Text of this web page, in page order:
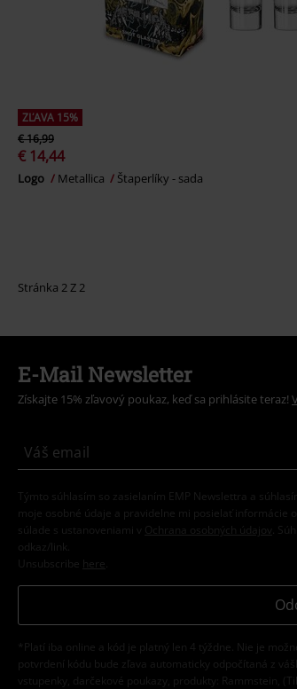
ZĽAVA 15%
€ 16,99
€ 14,44
Logo Metallica Štaperlíky - sada
Stránka 2 Z 2
E-Mail Newsletter
Získajte 15% zľavový poukaz, keď sa prihlásite teraz!
Týmto súhlasím so zasielaním EMP Newslettra a
moje osobné údaje a pravidelne mi posielať informácie
súlade s ustanoveniami v
Ochrana osobných údajov
.
odkaz/link.
Unsubscribe here
*Platí iba online a kód je platný len 4 týždne. Nie je
potvrdení kódu bude zľava automaticky odpočítaná z
vstupenky, darčekové poukazy, produkty: Rammstein,